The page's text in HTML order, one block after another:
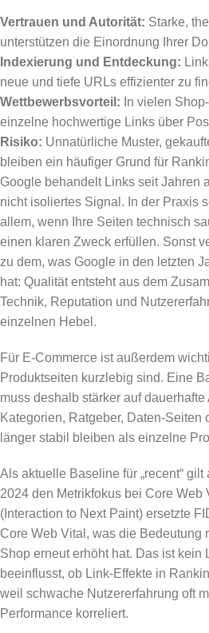
Vertrauen und Autorität: Starke,
unterstützen die Einordnung Ihrer
Indexierung und Entdeckung:
neue und tiefe URLs effizienter zu
Wettbewerbsvorteil: In vielen
einzelne hochwertige Links über
Risiko: Unnatürliche Muster,
bleiben ein häufiger Grund für
Google behandelt Links seit Jahren
nicht isoliertes Signal. In der Praxis
allem, wenn Ihre Seiten technisch
einen klaren Zweck erfüllen. Sonst
zu dem, was Google in den letzten
hat: Qualität entsteht aus dem
Technik, Reputation und
einzelnen Hebel.
Für E-Commerce ist außerdem
Produktseiten kurzlebig sind. Eine
muss deshalb stärker auf
Kategorien, Ratgeber, Daten-Seiten
länger stabil bleiben als einzelne
Als aktuelle Baseline für „recent“
2024 den Metrikfokus bei Core Web
(Interaction to Next Paint) ersetzte
Core Web Vital, was die Bedeutung
Shop erneut erhöht hat. Das ist kein
beeinflusst, ob Link-Effekte in
weil schwache Nutzererfahrung oft
Performance korreliert.